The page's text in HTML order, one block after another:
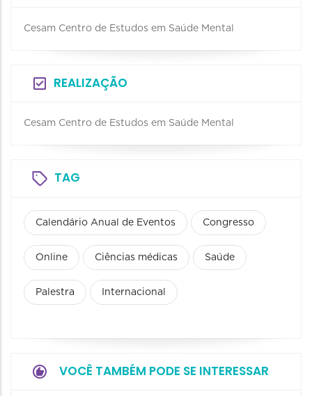
Cesam Centro de Estudos em Saúde Mental
REALIZAÇÃO
Cesam Centro de Estudos em Saúde Mental
TAG
Calendário Anual de Eventos Congresso
Online Ciências médicas Saúde
Palestra Internacional
VOCÊ TAMBÉM PODE SE INTERESSAR